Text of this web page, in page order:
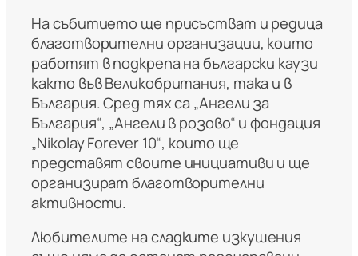
На събитието ще присъстват и редица
благотворителни организации, които
работят в подкрепа на български каузи
както във Великобритания, така и в
България. Сред тях са „Ангели за
България“, „Ангели в розово“ и фондация
„Nikolay Forever 10“, които ще
представят своите инициативи и ще
организират благотворителни
активности.
Любителите на сладките изкушения